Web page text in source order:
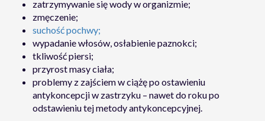
zatrzymywanie się wody w organizmie;
zmęczenie;
suchość pochwy;
wypadanie włosów, osłabienie paznokci;
tkliwość piersi;
przyrost masy ciała;
problemy z zajściem w ciążę po ostawieniu
antykoncepcji w zastrzyku – nawet do roku po
odstawieniu tej metody antykoncepcyjnej.